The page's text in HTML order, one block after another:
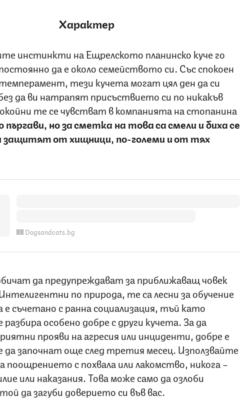
Характер
инстинкти на Ещрелското планинско куче го
да е около семейството си. Със спокоен
тези кучета могат цял ден да си
да ви натрапят присъствието си по никакъв
те се чувстват в компанията на стопанина
пъргави, но за сметка на това са смели и биха се
защитят от хищници, по-големи и от тях
Dogsandcats.bg
да предупреждават за приближаващ човек
по природа, те са лесни за обучение
е съчетано с ранна социализация, тъй като
особено добре с други кучета. За да
прояви на агресия или инциденти, добре е
започнат още след третия месец. Използвайте
поощрението с похвала или лакомство, никога –
или наказания. Това може само да озлоби
да загуби доверието си във вас.